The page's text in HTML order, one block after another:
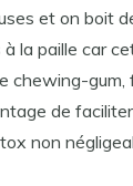
et on boit
la paille car
chewing-gum,
de
non